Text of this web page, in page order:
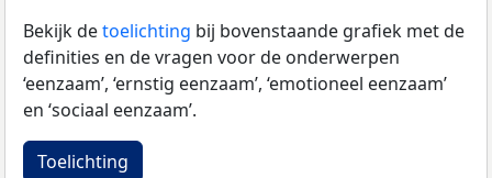
Bekijk detoelichting bij bovenstaande grafiek met de
definities en de vragen voor de onderwerpen
‘eenzaam’, ‘ernstig eenzaam’, ‘emotioneel eenzaam’
en ‘sociaal eenzaam’.
Toelichting